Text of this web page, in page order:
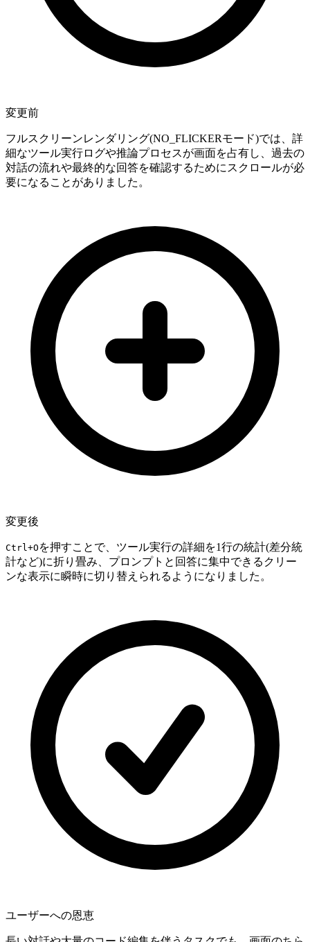
変更前
フルスクリーンレンダリング(NO_FLICKERモード)では、詳
細なツール実行ログや推論プロセスが画面を占有し、過去の
対話の流れや最終的な回答を確認するためにスクロールが必
要になることがありました。
変更後
Ctrl+O を押すことで、ツール実行の詳細を1行の統計(差分統
計など)に折り畳み、プロンプトと回答に集中できるクリー
ンな表示に瞬時に切り替えられるようになりました。
ユーザーへの恩恵